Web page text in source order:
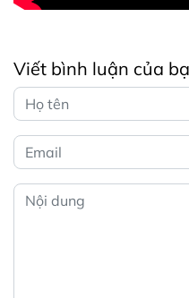
Viết bình luận của